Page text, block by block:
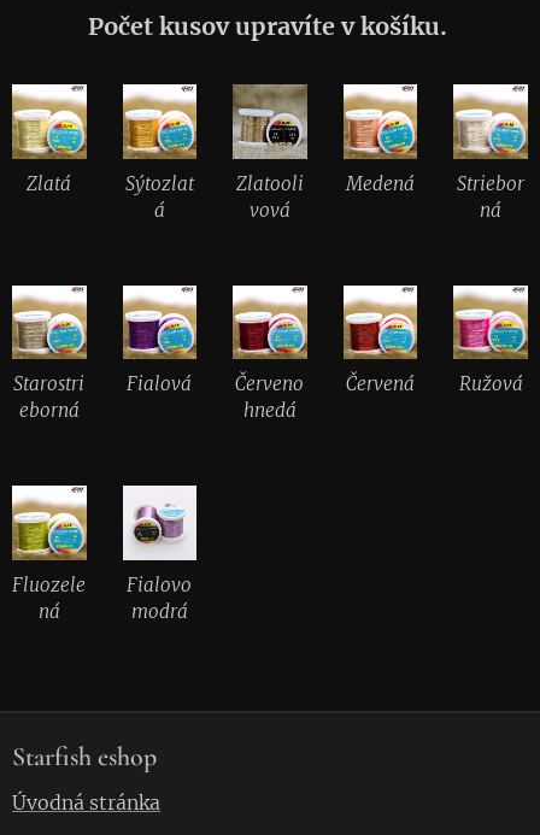
Počet kusov upravíte v košíku.
Zlatá
Sýtozlat
á
Zlatooli
vová
Medená
Striebor
ná
Starostri
eborná
Fialová
Červeno
hnedá
Červená Ružová
Fluozele
ná
Fialovo
modrá
Starfish eshop
Úvodná stránka